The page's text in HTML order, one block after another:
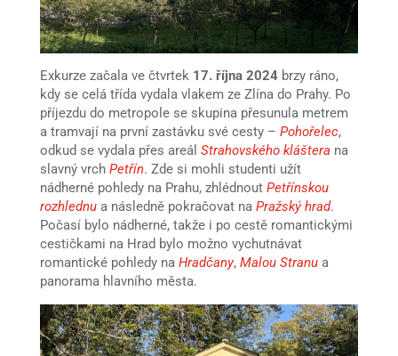
Exkurze začala ve čtvrtek 17. října 2024brzy ráno,
kdy se celá třída vydala vlakem ze Zlína do Prahy. Po
příjezdu do metropole se skupina přesunula metrem
a tramvají na první zastávku své cesty – Pohořelec,
odkud se vydala přes areál Strahovského kláštera na
slavný vrchPetřín. Zde si mohli studenti užít
nádherné pohledy na Prahu, zhlédnout Petřínskou
rozhlednua následně pokračovat na Pražský hrad.
Počasí bylo nádherné, takže i po cestě romantickými
cestičkami na Hrad bylo možno vychutnávat
romantické pohledy na Hradčany, Malou Stranua
panorama hlavního města.